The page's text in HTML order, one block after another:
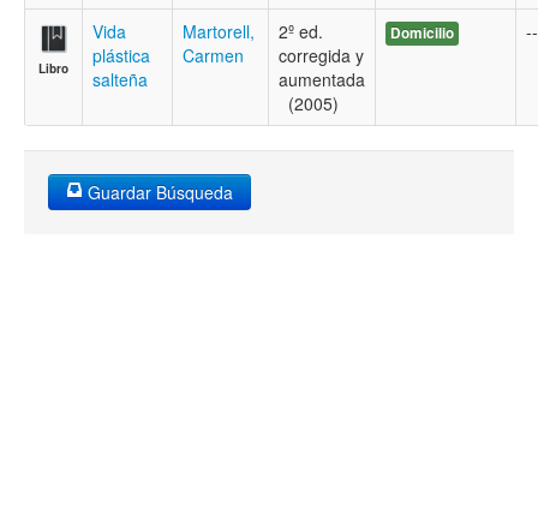
Libro
Vida
plástica
salteña
Martorell,
Carmen
2º ed.
corregida y
aumentada
(2005)
Domicilio
Guardar Búsqueda